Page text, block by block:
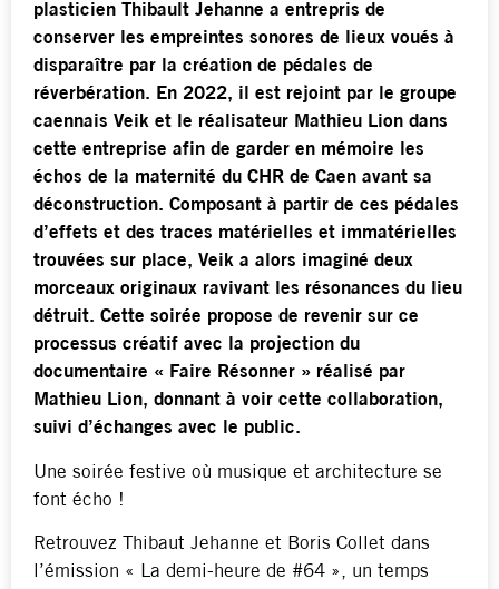
plasticien Thibault Jehanne a entrepris de
conserver les empreintes sonores de lieux voués à
disparaître par la création de pédales de
réverbération. En 2022, il est rejoint par le groupe
caennais Veik et le réalisateur Mathieu Lion dans
cette entreprise afin de garder en mémoire les
échos de la maternité du CHR de Caen avant sa
déconstruction. Composant à partir de ces pédales
d’effets et des traces matérielles et immatérielles
trouvées sur place, Veik a alors imaginé deux
morceaux originaux ravivant les résonances du lieu
détruit. Cette soirée propose de revenir sur ce
processus créatif avec la projection du
documentaire « Faire Résonner » réalisé par
Mathieu Lion, donnant à voir cette collaboration,
suivi d’échanges avec le public.
Une soirée festive où musique et architecture se
font écho !
Retrouvez Thibaut Jehanne et Boris Collet dans
l’émission « La demi-heure de #64 », un temps